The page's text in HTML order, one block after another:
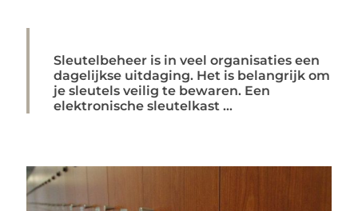
Sleutelbeheer is in veel organisaties een
dagelijkse uitdaging. Het is belangrijk om
je sleutels veilig te bewaren. Een
elektronische sleutelkast ...